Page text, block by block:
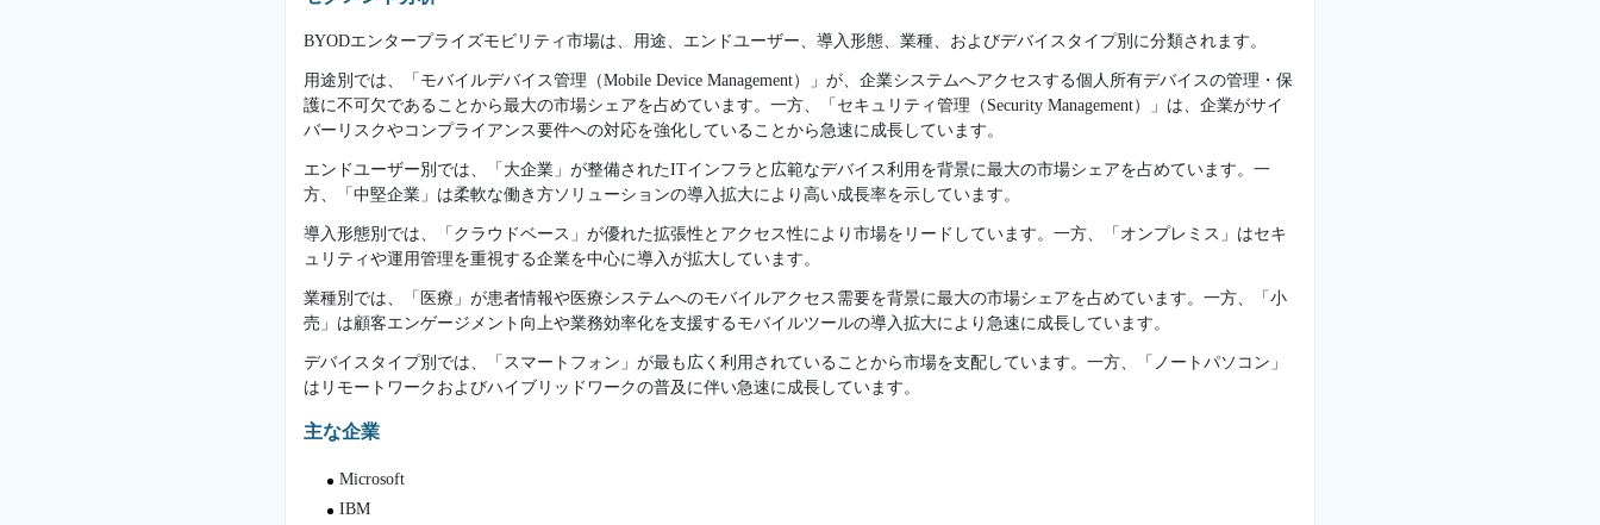
BYODエンタープライズモビリティ市場は、用途、エンドユーザー、導入形態、業種、およびデバイスタイプ別に分類されます。
用途別では、「モバイルデバイス管理（Mobile Device Management）」が、企業システムへアクセスする個人所有デバイスの管理・保
護に不可欠であることから最大の市場シェアを占めています。一方、「セキュリティ管理（Security Management）」は、企業がサイ
バーリスクやコンプライアンス要件への対応を強化していることから急速に成長しています。
エンドユーザー別では、「大企業」が整備されたITインフラと広範なデバイス利用を背景に最大の市場シェアを占めています。一
方、「中堅企業」は柔軟な働き方ソリューションの導入拡大により高い成長率を示しています。
導入形態別では、「クラウドベース」が優れた拡張性とアクセス性により市場をリードしています。一方、「オンプレミス」はセキ
ュリティや運用管理を重視する企業を中心に導入が拡大しています。
業種別では、「医療」が患者情報や医療システムへのモバイルアクセス需要を背景に最大の市場シェアを占めています。一方、「小
売」は顧客エンゲージメント向上や業務効率化を支援するモバイルツールの導入拡大により急速に成長しています。
デバイスタイプ別では、「スマートフォン」が最も広く利用されていることから市場を支配しています。一方、「ノートパソコン」
はリモートワークおよびハイブリッドワークの普及に伴い急速に成長しています。
主な企業
Microsoft
IBM